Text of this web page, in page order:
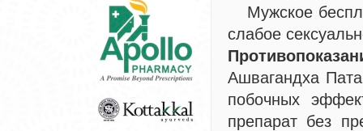
Мужское
слабое
Ашвагандха
побочных
препарат без